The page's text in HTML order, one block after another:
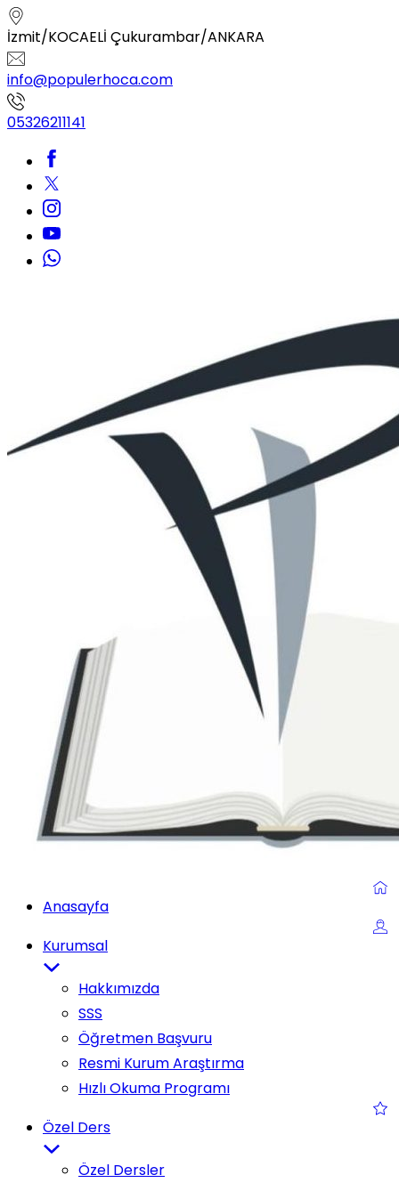
İzmit/KOCAELİ Çukurambar/ANKARA
info@populerhoca.com
05326211141
Anasayfa
Kurumsal
Hakkımızda
SSS
Öğretmen Başvuru
Resmi Kurum Araştırma
Hızlı Okuma Programı
Özel Ders
Özel Dersler